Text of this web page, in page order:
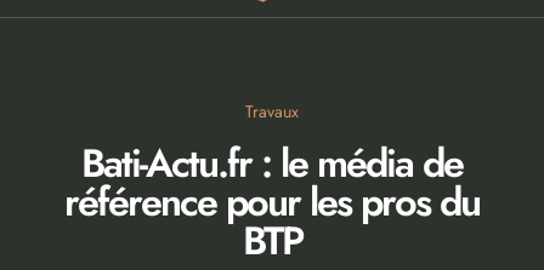
Travaux
Bati-Actu.fr : le média de
référence pour les pros du
BTP